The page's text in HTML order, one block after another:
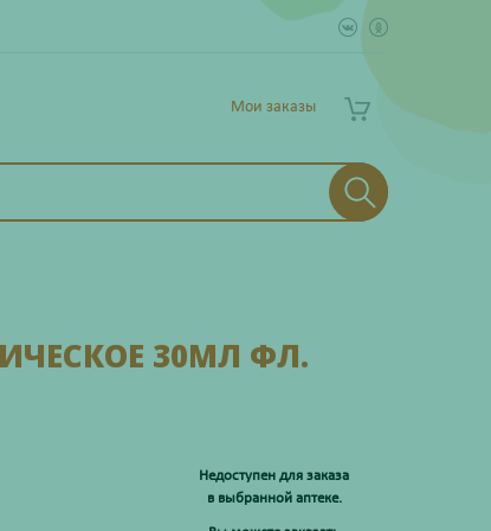
Мои заказы
30МЛ ФЛ.
Недоступен для заказа
в выбранной аптеке.